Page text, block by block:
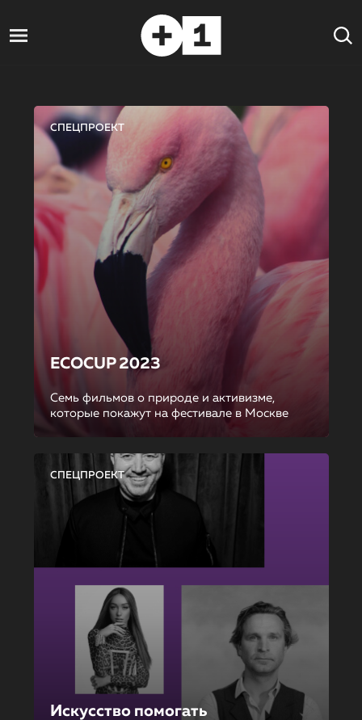
СПЕЦПРОЕКТ
ECOCUP 2023
Семь фильмов о природе и активизме,
которые покажут на фестивале в Москве
СПЕЦПРОЕКТ
Искусство помогать